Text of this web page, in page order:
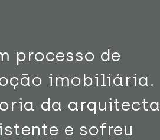
processo de
imobiliária.
da arquitecta
e sofreu